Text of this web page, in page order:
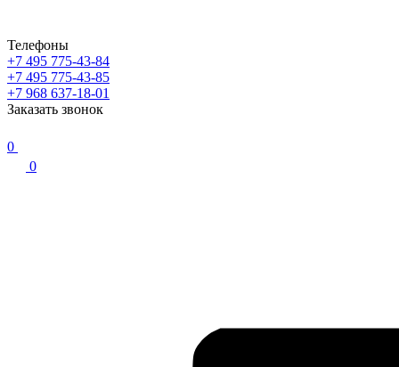
Телефоны
+7 495 775-43-84
+7 495 775-43-85
+7 968 637-18-01
Заказать звонок
0
0